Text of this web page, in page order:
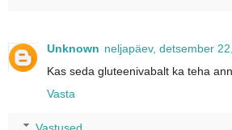
Unknown neljapäev, detsember
Kas seda gluteenivabalt ka teha
Vasta
Vastused